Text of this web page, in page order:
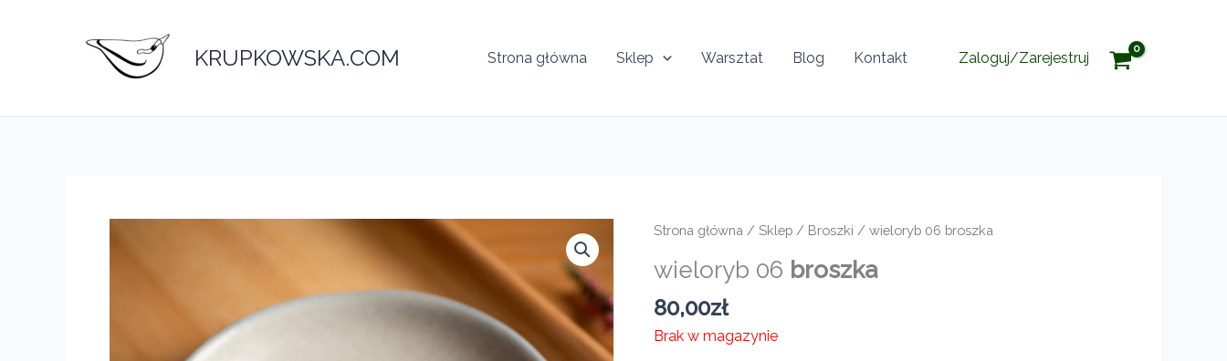
KRUPKOWSKA.COM Strona główna Sklep Warsztat Blog Kontakt Zaloguj/Zarejestruj
Strona główna /Sklep / Broszki / wieloryb 06 broszka
wieloryb 06 broszka
80,00zł
Brak w magazynie